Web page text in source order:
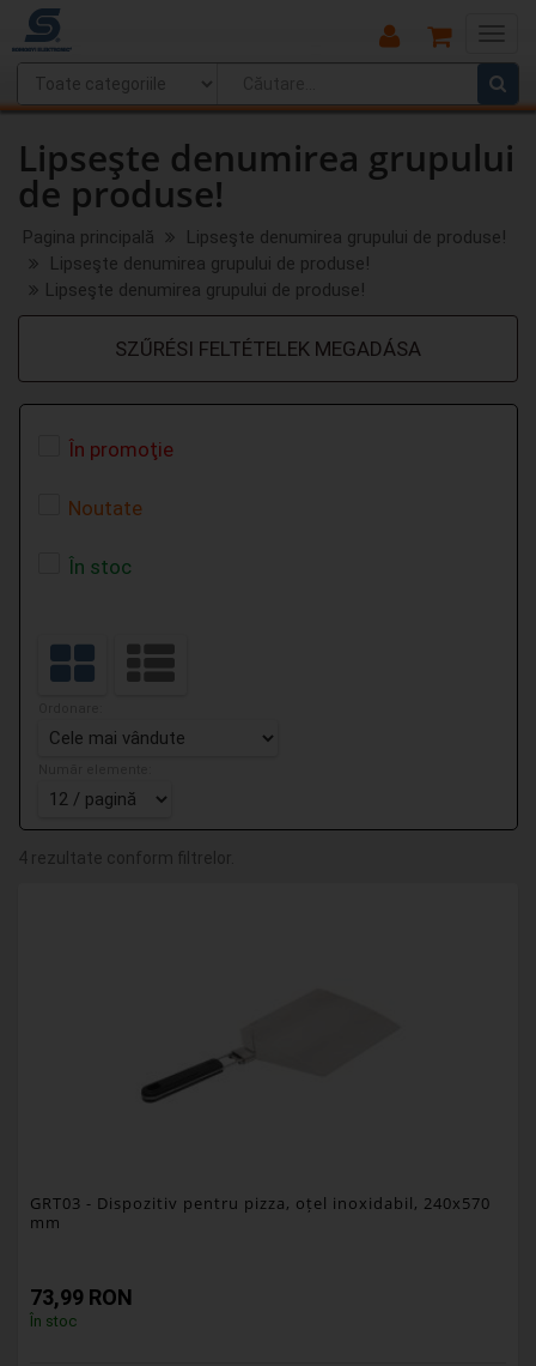
Main
Menu
Lipseşte denumirea grupului
de produse!
Pagina principală
Lipseşte denumirea grupului de produse!
Lipseşte denumirea grupului de produse!
Lipseşte denumirea grupului de produse!
SZŰRÉSI FELTÉTELEK MEGADÁSA
În promoţie
Noutate
În stoc
4 rezultate conform filtrelor.
GRT03 - Dispozitiv pentru pizza, oțel inoxidabil, 240x570
mm
73,99 RON
În stoc